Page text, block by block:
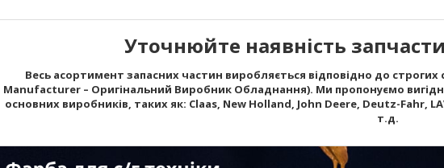
Уточнюйте наявність
Весь асортимент запасних частин виробляється відповідно до
Manufacturer – Оригінальний Виробник Обладнання). Ми пропонуємо
основних виробників, таких як: Claas, New Holland, John Deere, Deutz-Fahr,
т.д.